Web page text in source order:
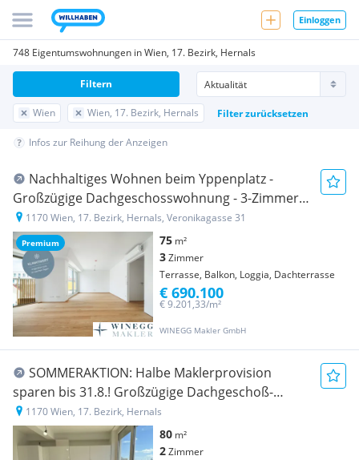
Einloggen
748 Eigentumswohnungen in Wien, 17. Bezirk, Hernals
Wien Wien, 17. Bezirk, Hernals Filter zurücksetzen
Filtern
Infos zur Reihung der Anzeigen
Premium
Nachhaltiges Wohnen beim Yppenplatz -
Großzügige Dachgeschosswohnung - 3-Zimmer-
Wohntraum
1170 Wien, 17. Bezirk, Hernals, Veronikagasse 31
75 m²
3Zimmer
Terrasse, Balkon, Loggia, Dachterrasse
WINEGG Makler GmbH
€ 9.201,33/m²
€ 690.100
SOMMERAKTION: Halbe Maklerprovision
sparen bis 31.8.! Großzügige Dachgeschoß-
Maisonettewohnung mit Terrasse Nähe AKH
1170 Wien, 17. Bezirk, Hernals
80 m²
2Zimmer